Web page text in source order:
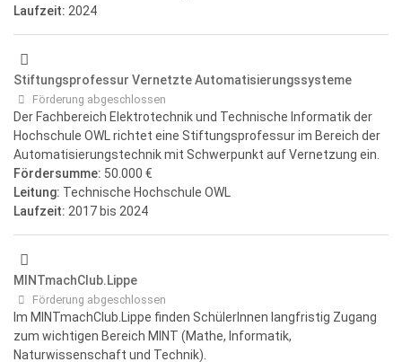
Laufzeit: 2024
Stiftungsprofessur Vernetzte Automatisierungssysteme
Förderung abgeschlossen
Der Fachbereich Elektrotechnik und Technische Informatik der
Hochschule OWL richtet eine Stiftungsprofessur im Bereich der
Automatisierungstechnik mit Schwerpunkt auf Vernetzung ein.
Fördersumme: 50.000 €
Leitung: Technische Hochschule OWL
Laufzeit: 2017 bis 2024
MINTmachClub.Lippe
Förderung abgeschlossen
Im MINTmachClub.Lippe finden SchülerInnen langfristig Zugang
zum wichtigen Bereich MINT (Mathe, Informatik,
Naturwissenschaft und Technik).